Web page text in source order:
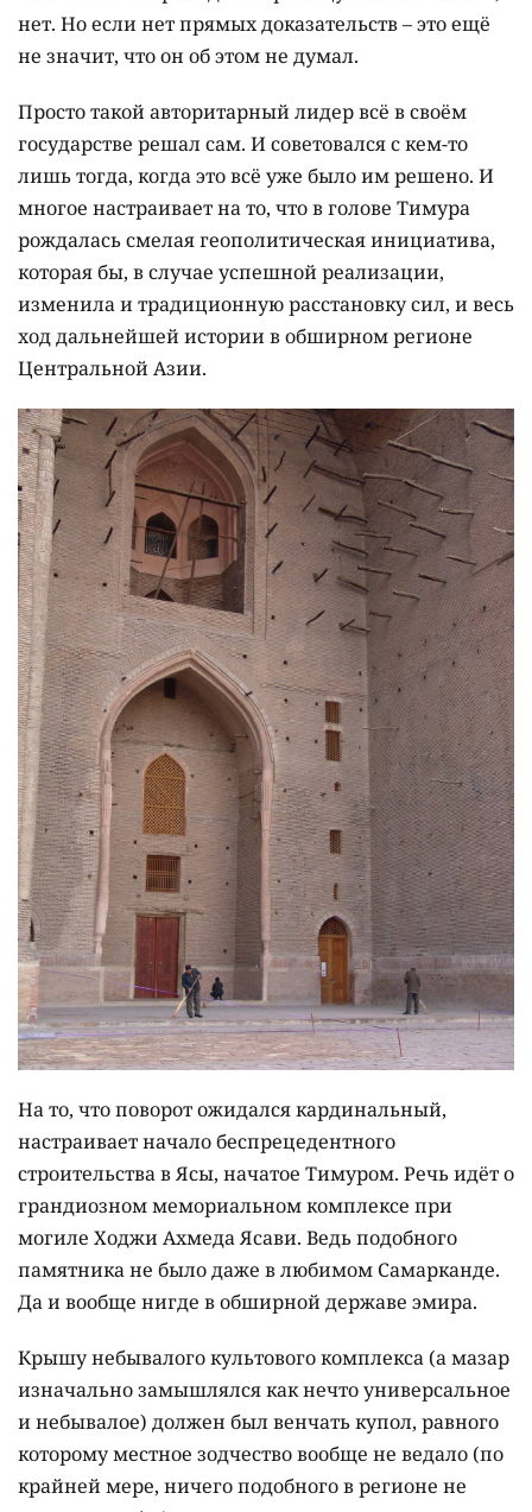
нет. Но если нет прямых доказательств – это ещё
не значит, что он об этом не думал.
Просто такой авторитарный лидер всё в своём
государстве решал сам. И советовался с кем-то
лишь тогда, когда это всё уже было им решено. И
многое настраивает на то, что в голове Тимура
рождалась смелая геополитическая инициатива,
которая бы, в случае успешной реализации,
изменила и традиционную расстановку сил, и весь
ход дальнейшей истории в обширном регионе
Центральной Азии.
На то, что поворот ожидался кардинальный,
настраивает начало беспрецедентного
строительства в Ясы, начатое Тимуром. Речь идёт о
грандиозном мемориальном комплексе при
могиле Ходжи Ахмеда Ясави. Ведь подобного
памятника не было даже в любимом Самарканде.
Да и вообще нигде в обширной державе эмира.
Крышу небывалого культового комплекса (а мазар
изначально замышлялся как нечто универсальное
и небывалое) должен был венчать купол, равного
которому местное зодчество вообще не ведало (по
крайней мере, ничего подобного в регионе не